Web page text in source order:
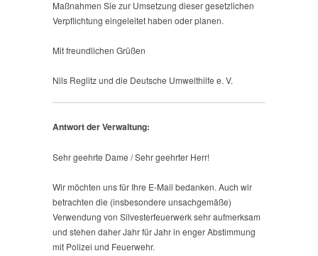
Maßnahmen Sie zur Umsetzung dieser gesetzlichen
Verpflichtung eingeleitet haben oder planen.
Mit freundlichen Grüßen
Nils Reglitz und die Deutsche Umwelthilfe e. V.
Antwort der Verwaltung:
Sehr geehrte Dame / Sehr geehrter Herr!
Wir möchten uns für Ihre E-Mail bedanken. Auch wir
betrachten die (insbesondere unsachgemäße)
Verwendung von Silvesterfeuerwerk sehr aufmerksam
und stehen daher Jahr für Jahr in enger Abstimmung
mit Polizei und Feuerwehr.